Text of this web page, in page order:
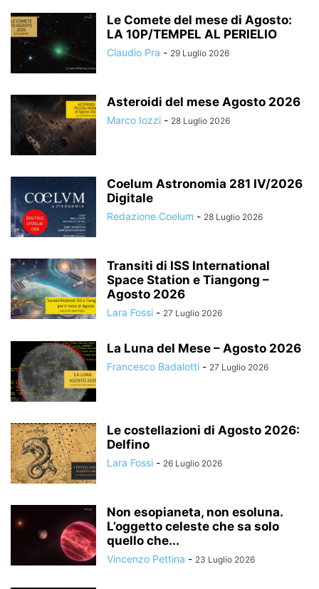
Le Comete del mese di Agosto:
LA 10P/TEMPEL AL PERIELIO
Claudio Pra - 29 Luglio 2026
Asteroidi del mese Agosto 2026
Marco Iozzi - 28 Luglio 2026
Coelum Astronomia 281 IV/2026
Digitale
Redazione Coelum - 28 Luglio 2026
Transiti di ISS International
Space Station e Tiangong –
Agosto 2026
Lara Fossi - 27 Luglio 2026
La Luna del Mese – Agosto 2026
Francesco Badalotti - 27 Luglio 2026
Le costellazioni di Agosto 2026:
Delfino
Lara Fossi - 26 Luglio 2026
Non esopianeta, non esoluna.
L’oggetto celeste che sa solo
quello che...
Vincenzo Pettina - 23 Luglio 2026